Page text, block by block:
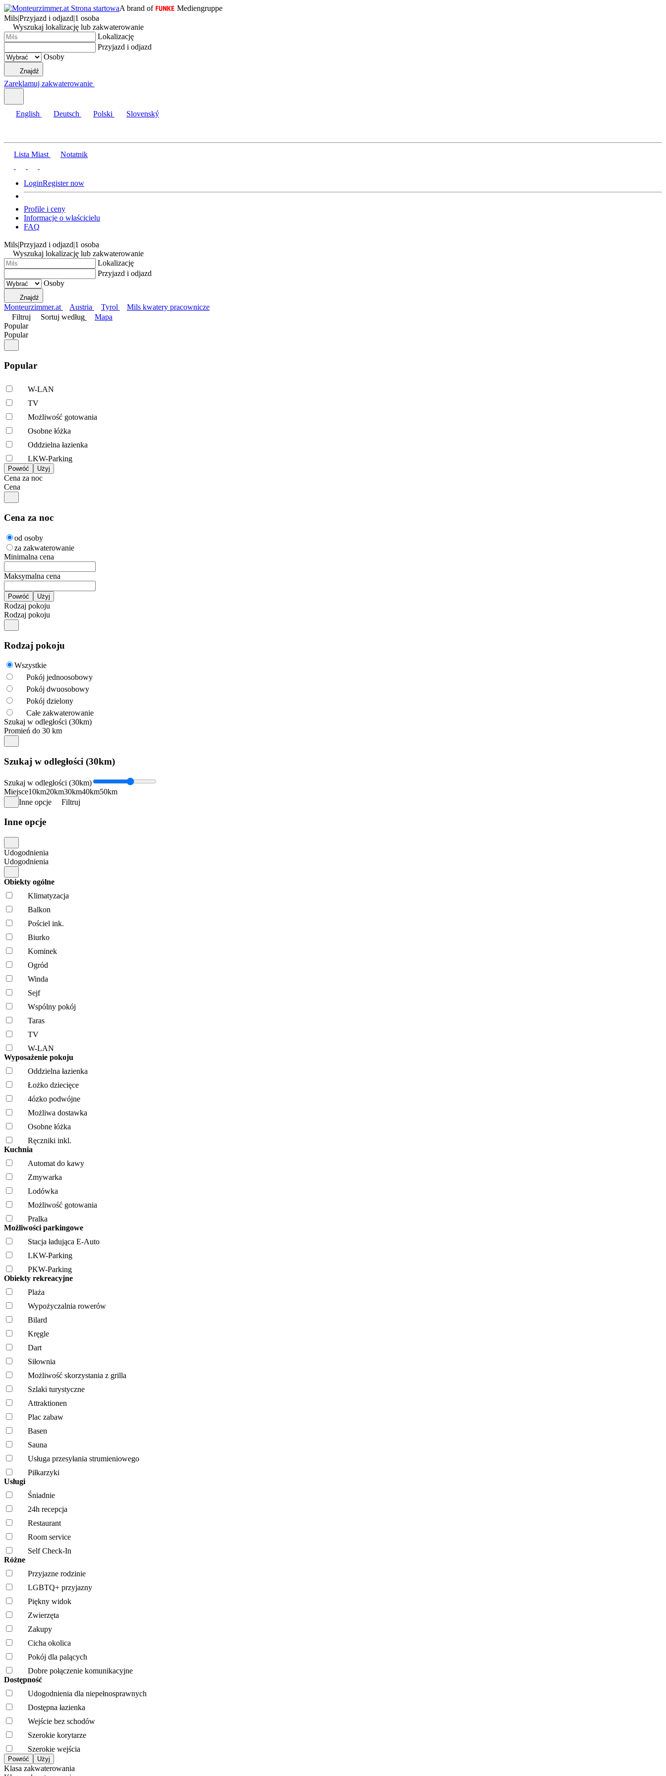
A brand of
Mediengruppe
Mils|Przyjazd i odjazd|1 osoba
Wyszukaj lokalizację lub zakwaterowanie
Lokalizację
Przyjazd i odjazd
Osoby
Znajdź
Zareklamuj zakwaterowanie
English Deutsch Polski Slovenský
Lista Miast Notatnik
LoginRegister now
Profile i ceny
Informacje o właścicielu
FAQ
Mils|Przyjazd i odjazd|1 osoba
Wyszukaj lokalizację lub zakwaterowanie
Lokalizację
Przyjazd i odjazd
Osoby
Znajdź
Monteurzimmer.at Austria Tyrol
Mils kwatery pracownicze
Filtruj
Sortuj według
Mapa
Popular
Popular
Popular
W-LAN
TV
Możliwość gotowania
Osobne łóżka
Oddzielna łazienka
LKW-Parking
Cena za noc
Cena
Cena za noc
od osoby
za zakwaterowanie
Minimalna cena
Maksymalna cena
Rodzaj pokoju
Rodzaj pokoju
Rodzaj pokoju
Wszystkie
Pokój jednoosobowy
Pokój dwuosobowy
Pokój dzielony
Całe zakwaterowanie
Szukaj w odległości (30km)
Promień do 30 km
Szukaj w odległości (30km)
Szukaj w odległości (30km)
Miejsce10km20km30km40km50km
Inne opcje
Filtruj
Inne opcje
Udogodnienia
Udogodnienia
Obiekty ogólne
Klimatyzacja
Balkon
Pościel ink.
Biurko
Kominek
Ogród
Winda
Sejf
Wspólny pokój
Taras
TV
W-LAN
Wyposażenie pokoju
Oddzielna łazienka
Łożko dziecięce
4ózko podwójne
Możliwa dostawka
Osobne łóżka
Ręczniki inkl.
Kuchnia
Automat do kawy
Zmywarka
Lodówka
Możliwość gotowania
Pralka
Możliwości parkingowe
Stacja ładująca E-Auto
LKW-Parking
PKW-Parking
Obiekty rekreacyjne
Plaża
Wypożyczalnia rowerów
Bilard
Kręgle
Dart
Siłownia
Możliwość skorzystania z grilla
Szlaki turystyczne
Attraktionen
Plac zabaw
Basen
Sauna
Usługa przesyłania strumieniowego
Piłkarzyki
Usługi
Śniadnie
24h recepcja
Restaurant
Room service
Self Check-In
Różne
Przyjazne rodzinie
LGBTQ+ przyjazny
Piękny widok
Zwierzęta
Zakupy
Cicha okolica
Pokój dla palących
Dobre połączenie komunikacyjne
Dostępność
Udogodnienia dla niepełnosprawnych
Dostępna łazienka
Wejście bez schodów
Szerokie korytarze
Szerokie wejścia
Klasa zakwaterowania